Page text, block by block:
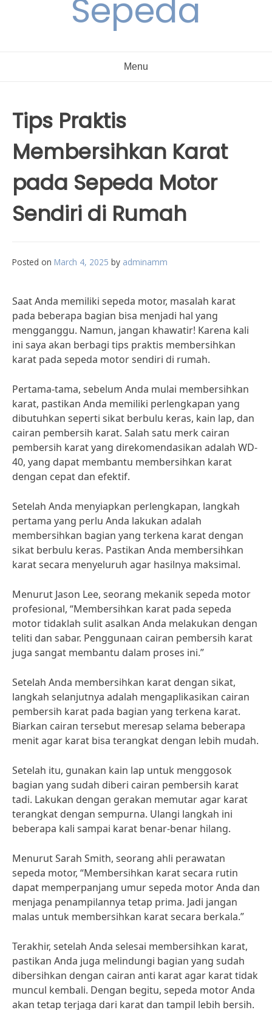
Sepeda
Menu
Tips Praktis
Membersihkan Karat
pada Sepeda Motor
Sendiri di Rumah
Posted on March 4, 2025 by adminamm
Saat Anda memiliki sepeda motor, masalah karat
pada beberapa bagian bisa menjadi hal yang
mengganggu. Namun, jangan khawatir! Karena kali
ini saya akan berbagi tips praktis membersihkan
karat pada sepeda motor sendiri di rumah.
Pertama-tama, sebelum Anda mulai membersihkan
karat, pastikan Anda memiliki perlengkapan yang
dibutuhkan seperti sikat berbulu keras, kain lap, dan
cairan pembersih karat. Salah satu merk cairan
pembersih karat yang direkomendasikan adalah WD-
40, yang dapat membantu membersihkan karat
dengan cepat dan efektif.
Setelah Anda menyiapkan perlengkapan, langkah
pertama yang perlu Anda lakukan adalah
membersihkan bagian yang terkena karat dengan
sikat berbulu keras. Pastikan Anda membersihkan
karat secara menyeluruh agar hasilnya maksimal.
Menurut Jason Lee, seorang mekanik sepeda motor
profesional, “Membersihkan karat pada sepeda
motor tidaklah sulit asalkan Anda melakukan dengan
teliti dan sabar. Penggunaan cairan pembersih karat
juga sangat membantu dalam proses ini.”
Setelah Anda membersihkan karat dengan sikat,
langkah selanjutnya adalah mengaplikasikan cairan
pembersih karat pada bagian yang terkena karat.
Biarkan cairan tersebut meresap selama beberapa
menit agar karat bisa terangkat dengan lebih mudah.
Setelah itu, gunakan kain lap untuk menggosok
bagian yang sudah diberi cairan pembersih karat
tadi. Lakukan dengan gerakan memutar agar karat
terangkat dengan sempurna. Ulangi langkah ini
beberapa kali sampai karat benar-benar hilang.
Menurut Sarah Smith, seorang ahli perawatan
sepeda motor, “Membersihkan karat secara rutin
dapat memperpanjang umur sepeda motor Anda dan
menjaga penampilannya tetap prima. Jadi jangan
malas untuk membersihkan karat secara berkala.”
Terakhir, setelah Anda selesai membersihkan karat,
pastikan Anda juga melindungi bagian yang sudah
dibersihkan dengan cairan anti karat agar karat tidak
muncul kembali. Dengan begitu, sepeda motor Anda
akan tetap terjaga dari karat dan tampil lebih bersih.